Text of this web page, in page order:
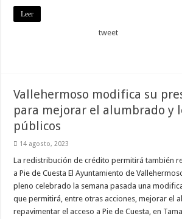
Leer
tweet
Vallehermoso modifica su
para mejorar el alumbrado y
públicos
14 agosto, 2023
La redistribución de crédito permitirá también
a Pie de Cuesta El Ayuntamiento de
pleno celebrado la semana pasada una
que permitirá, entre otras acciones, mejorar el
repavimentar el acceso a Pie de Cuesta, en